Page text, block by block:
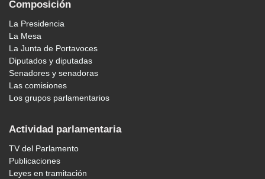
Composición
La Presidencia
La Mesa
La Junta de Portavoces
Diputados y diputadas
Senadores y senadoras
Las comisiones
Los grupos parlamentarios
Actividad parlamentaria
TV del Parlamento
Publicaciones
Leyes en tramitación